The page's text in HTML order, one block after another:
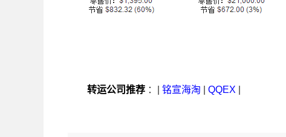
转运公司推荐 ：| 铭宣海淘 QQEX